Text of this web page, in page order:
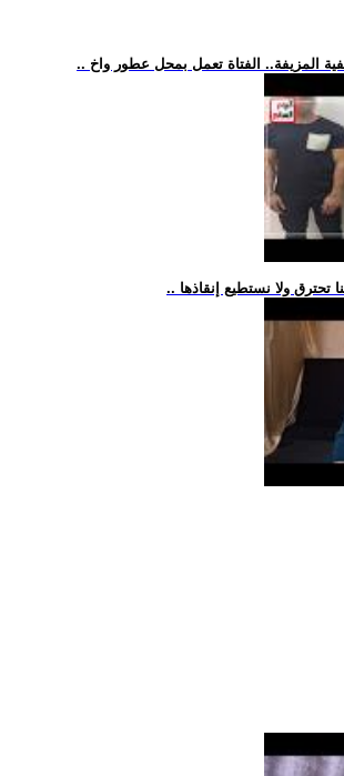
المزيفة.. الفتاة تعمل بمحل عطور واخ
تحترق ولا نستطيع إنقاذها